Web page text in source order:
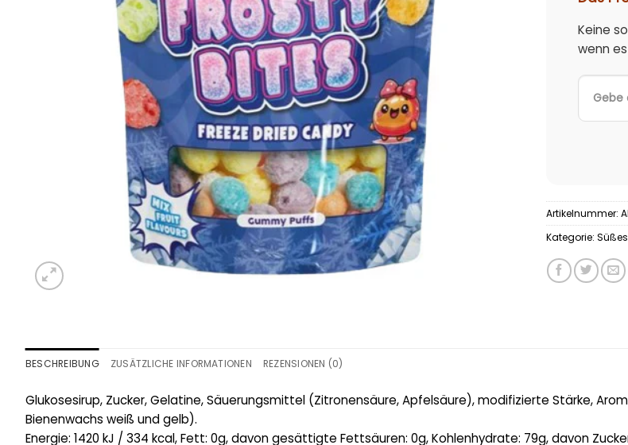
Keine
wenn
Artikelnummer:
Kategorie: Süßes
BESCHREIBUNG ZUSÄTZLICHE INFORMATIONEN REZENSIONEN (0)
Glukosesirup, Zucker, Gelatine, Säuerungsmittel (Zitronensäure, Apfelsäure), modifizierte Stärke,
Bienenwachs weiß und gelb).
Energie: 1420 kJ / 334 kcal, Fett: 0g, davon gesättigte Fettsäuren: 0g, Kohlenhydrate: 79g, davon